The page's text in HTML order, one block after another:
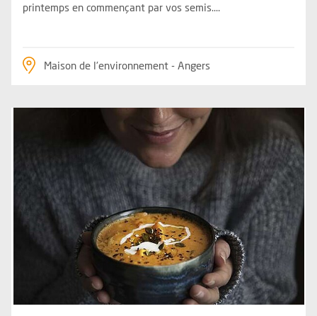
printemps en commençant par vos semis....
Maison de l'environnement - Angers
Plus d'information sur l'évènement : Par l'odeur alléché